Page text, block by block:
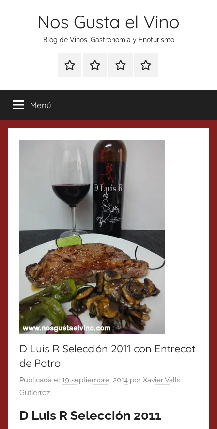
Nos Gusta el Vino
Blog de Vinos, Gastronomía y Enoturismo
Especial
Tonics
Enoturismo
Gastronomía
RankingContacto
Menú
D Luis R Selección 2011 con Entrecot
de Potro
Publicada el 19 septiembre, 2014 por Xavier Valls
Gutierrez
D Luis R Selección 2011